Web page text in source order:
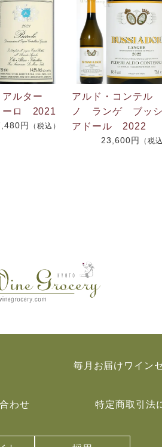
ルター
ロ 2021
円 （税込）
アルド・コンテル
ノ ランゲ ブッシ
アドール 2022
23,600円 （税
毎月お届けワイン
わせ 特定商取引法